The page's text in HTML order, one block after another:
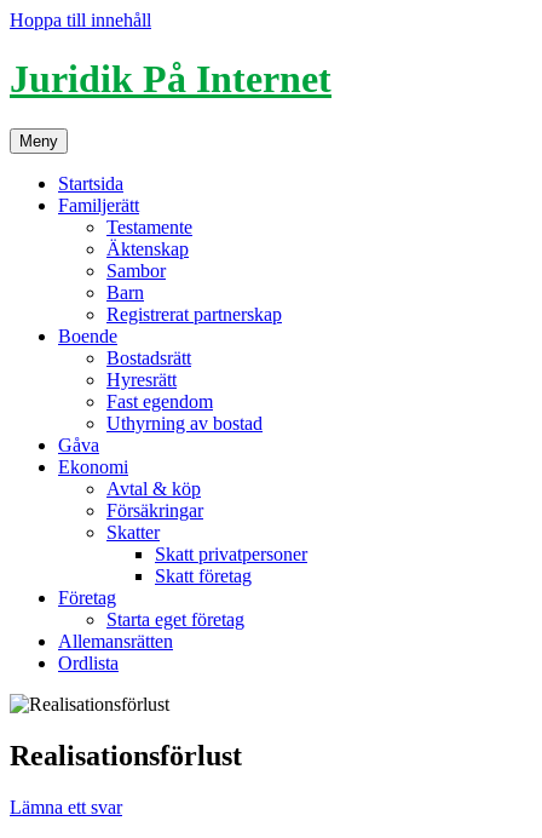
Hoppa till innehåll
Juridik På Internet
Meny
Startsida
Familjerätt
Testamente
Äktenskap
Sambor
Barn
Registrerat partnerskap
Boende
Bostadsrätt
Hyresrätt
Fast egendom
Uthyrning av bostad
Gåva
Ekonomi
Avtal & köp
Försäkringar
Skatter
Skatt privatpersoner
Skatt företag
Företag
Starta eget företag
Allemansrätten
Ordlista
Realisationsförlust
Lämna ett svar